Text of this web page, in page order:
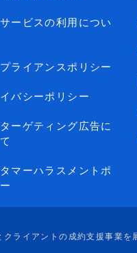
ービスの利用につい
ライアンスポリシー
バシーポリシー
ーゲティング広告に
マーハラスメントポ